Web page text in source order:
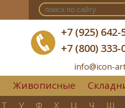
+7 (925) 642-
+7 (800) 333-
info@icon-
Живописные
Т У Ф Х Ц Ч Ш